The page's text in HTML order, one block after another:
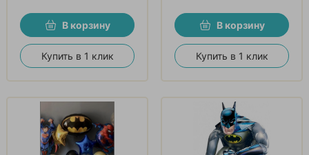
В корзину
Купить в 1 клик
В корзину
Купить в 1 клик